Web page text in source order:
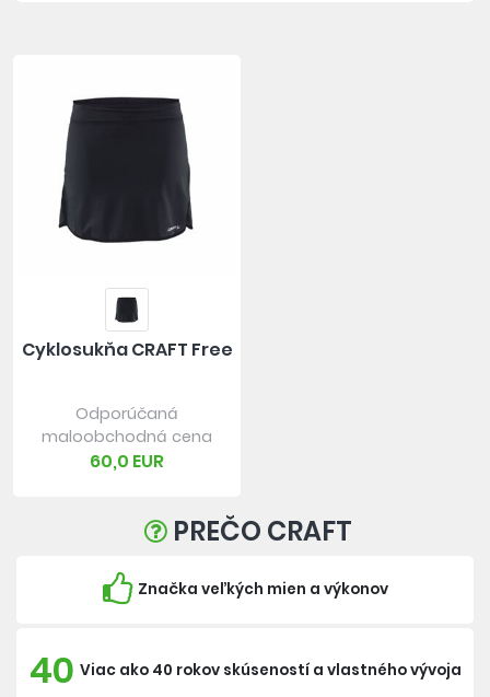
Cyklosukňa CRAFT Free
Odporúčaná
maloobchodná cena
60,0 EUR
PREČO CRAFT
Značka veľkých mien a výkonov
40 Viac ako 40 rokov skúseností a vlastného vývoja